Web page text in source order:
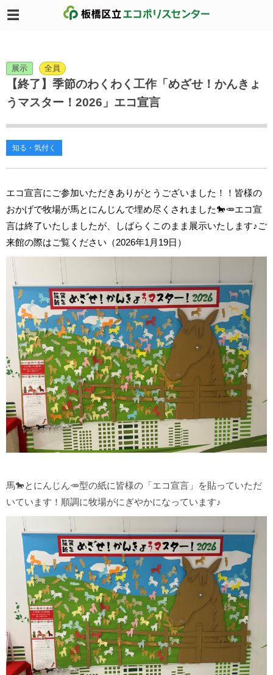
展示 全員
【終了】季節のわくわく工作「めざせ！かんきょ
うマスター！2026」エコ宣言
知る・気付く
エコ宣言にご参加いただきありがとうございました！！皆様の
おかげで牧場が馬とにんじんで埋め尽くされました🐎🥕エコ宣
言は終了いたしましたが、しばらくこのまま展示いたします♪ご
来館の際はご覧ください（2026年1月19日）
馬🐎とにんじん🥕型の紙に皆様の「エコ宣言」を貼っていただ
いています！順調に牧場がにぎやかになっています♪